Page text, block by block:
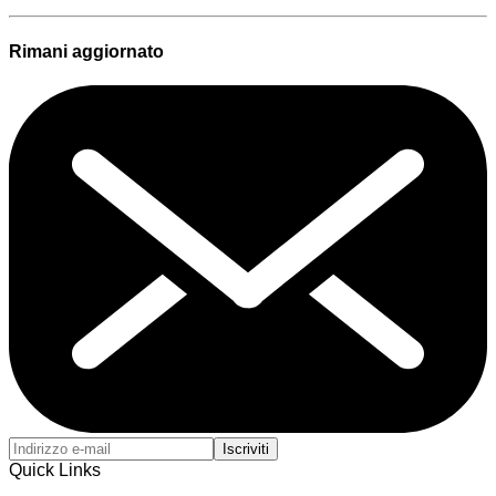
Rimani aggiornato
Iscriviti
Quick Links